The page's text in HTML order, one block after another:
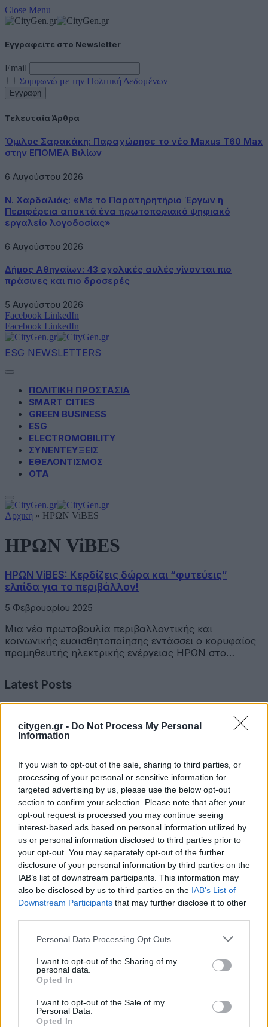
citygen.gr - Do Not Process My Personal
Information
If you wish to opt-out of the sale, sharing to third parties, or
processing of your personal or sensitive information for
targeted advertising by us, please use the below opt-out
section to confirm your selection. Please note that after your
opt-out request is processed you may continue seeing
interest-based ads based on personal information utilized by
us or personal information disclosed to third parties prior to
your opt-out. You may separately opt-out of the further
disclosure of your personal information by third parties on the
IAB’s list of downstream participants. This information may
also be disclosed by us to third parties on the IAB’s List of
Downstream Participants that may further disclose it to other
Personal Data Processing Opt Outs
I want to opt-out of the Sharing of my
personal data.
Opted In
I want to opt-out of the Sale of my
Personal Data.
Opted In
Close Menu
Εγγραφείτε στο Newsletter
Email
Συμφωνώ με την Πολιτική Δεδομένων
Τελευταία Άρθρα
Όμιλος Σαρακάκη: Παραχώρησε το νέο Maxus T60 Max
στην ΕΠΟΜΕΑ Βιλίων
6 Αυγούστου 2026
Ν. Χαρδαλιάς: «Με το Παρατηρητήριο Έργων η
Περιφέρεια αποκτά ένα πρωτοποριακό ψηφιακό
εργαλείο λογοδοσίας»
6 Αυγούστου 2026
Δήμος Αθηναίων: 43 σχολικές αυλές γίνονται πιο
πράσινες και πιο δροσερές
5 Αυγούστου 2026
Facebook LinkedIn
Facebook LinkedIn
ESG NEWSLETTERS
ΠΟΛΙΤΙΚΗ ΠΡΟΣΤΑΣΙΑ
SMART CITIES
GREEN BUSINESS
ESG
ELECTROMOBILITY
ΣΥΝΕΝΤΕΥΞΕΙΣ
ΕΘΕΛΟΝΤΙΣΜΟΣ
ΟΤΑ
Αρχική » ΗΡΩΝ ViBES
ΗΡΩΝ ViBES
ΗΡΩΝ ViBES: Κερδίζεις δώρα και “φυτεύεις”
ελπίδα για το περιβάλλον!
5 Φεβρουαρίου 2025
Μια νέα πρωτοβουλία περιβαλλοντικής και
κοινωνικής ευαισθητοποίησης εντάσσει ο κορυφαίος
προμηθευτής ηλεκτρικής ενέργειας ΗΡΩΝ στο…
Latest Posts
Όμιλος Σαρακάκη: Παραχώρησε το νέο Maxus T60 Max
στην ΕΠΟΜΕΑ Βιλίων
Ν. Χαρδαλιάς: «Με το Παρατηρητήριο Έργων η
Περιφέρεια αποκτά ένα πρωτοποριακό ψηφιακό
εργαλείο λογοδοσίας»
6 Αυγούστου 2026
Δήμος Αθηναίων: 43 σχολικές αυλές γίνονται πιο
πράσινες και πιο δροσερές
5 Αυγούστου 2026
Η FARIA Renewables προχώρησε στην ηλεκτροδότηση
5 Αυγούστου 2026
ΥΠΕΝ: Διευρύνεται ο κατάλογος των
Προστατευόμενων Τοπίων σε 12
4 Αυγούστου 2026
Newsletter Citygen.gr